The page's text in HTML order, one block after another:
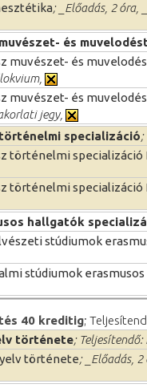
; _Előadás, 2 óra,
és
muvészet- és
muvészet- és
jegy,
specializáció;
történelmi specializáció
történelmi specializáció
hallgatók
stúdiumok
stúdiumok
40 kreditig;
története;
története; _Előadás,